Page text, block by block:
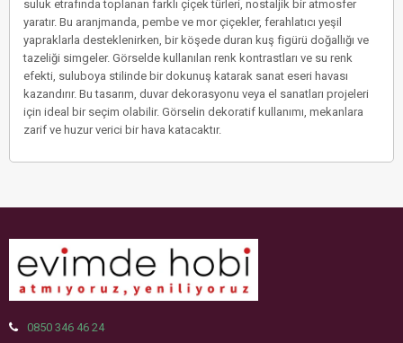
suluk etrafında toplanan farklı çiçek türleri, nostaljik bir atmosfer
yaratır. Bu aranjmanda, pembe ve mor çiçekler, ferahlatıcı yeşil
yapraklarla desteklenirken, bir köşede duran kuş figürü doğallığı ve
tazeliği simgeler. Görselde kullanılan renk kontrastları ve su renk
efekti, suluboya stilinde bir dokunuş katarak sanat eseri havası
kazandırır. Bu tasarım, duvar dekorasyonu veya el sanatları projeleri
için ideal bir seçim olabilir. Görselin dekoratif kullanımı, mekanlara
zarif ve huzur verici bir hava katacaktır.
0850 346 46 24